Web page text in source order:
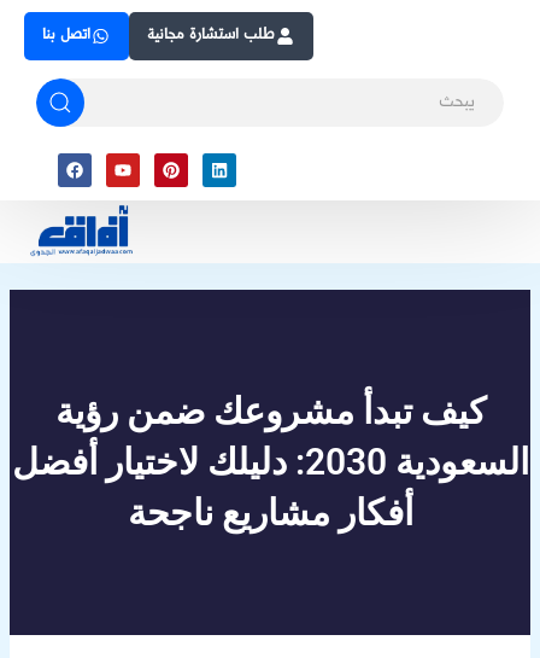
content
اتصل بنا طلب استشارة مجانية
كيف تبدأ مشروعك ضمن رؤية
السعودية 2030: دليلك لاختيار أفضل
أفكار مشاريع ناجحة